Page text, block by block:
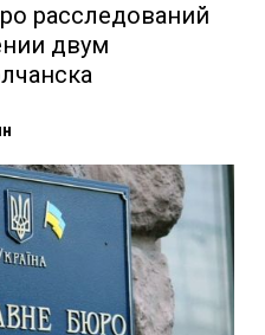
расследований
двум